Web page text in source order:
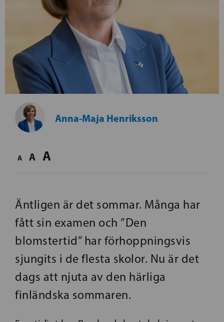
Anna-Maja Henriksson
A A A
Äntligen är det sommar. Många har
fått sin examen och ”Den
blomstertid” har förhoppningsvis
sjungits i de flesta skolor. Nu är det
dags att njuta av den härliga
finländska sommaren.